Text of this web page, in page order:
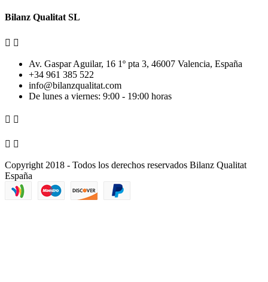
Bilanz Qualitat SL
 
Av. Gaspar Aguilar, 16 1º pta 3, 46007 Valencia, España
+34 961 385 522
info@bilanzqualitat.com
De lunes a viernes: 9:00 - 19:00 horas
 
 
Copyright 2018 - Todos los derechos reservados Bilanz Qualitat
España